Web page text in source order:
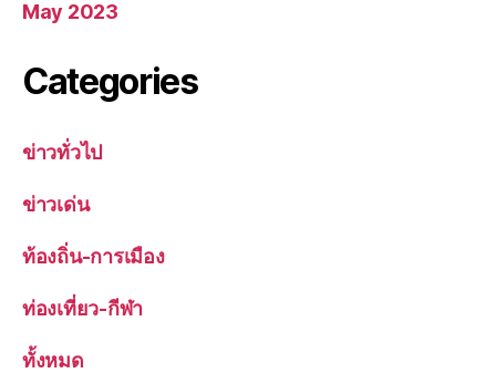
May 2023
Categories
ข่าวทั่วไป
ข่าวเด่น
ท้องถิ่น-การเมือง
ท่องเที่ยว-กีฬา
ทั้งหมด